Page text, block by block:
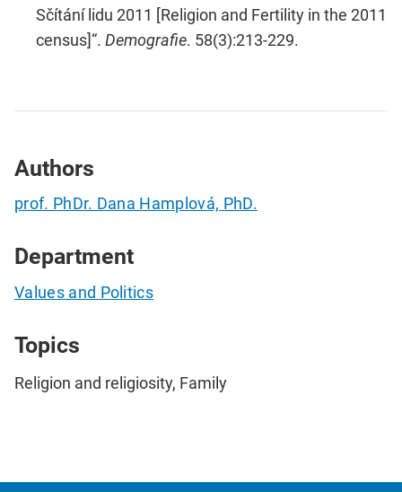
Sčítání lidu 2011 [Religion and Fertility in the 2011
census]“. Demografie. 58(3):213-229.
Authors
prof. PhDr. Dana Hamplová, PhD.
Department
Values and Politics
Topics
Religion and religiosity, Family